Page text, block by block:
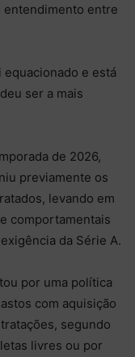
entendimento entre
e está
ser a mais
de 2026,
previamente os
levando em
comportamentais
da Série A.
por uma política
com aquisição
segundo
livres ou por